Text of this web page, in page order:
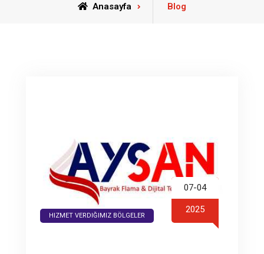
Anasayfa Blog
HIZMET VERDIĞIMIZ BÖLGELER
07-04
2025